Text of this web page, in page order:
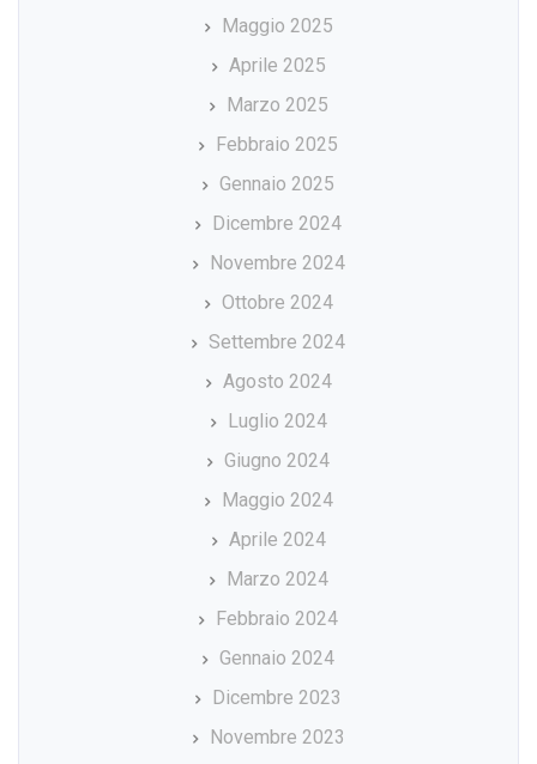
Maggio 2025
Aprile 2025
Marzo 2025
Febbraio 2025
Gennaio 2025
Dicembre 2024
Novembre 2024
Ottobre 2024
Settembre 2024
Agosto 2024
Luglio 2024
Giugno 2024
Maggio 2024
Aprile 2024
Marzo 2024
Febbraio 2024
Gennaio 2024
Dicembre 2023
Novembre 2023